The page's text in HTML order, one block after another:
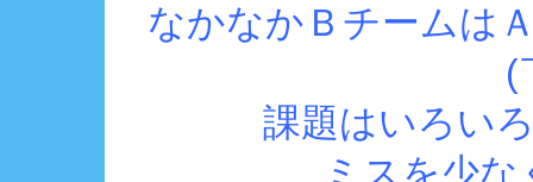
なかなかＢチームは
(
課題はいろい
ミスを少